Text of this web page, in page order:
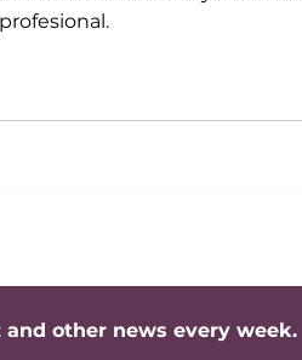
other news every week.